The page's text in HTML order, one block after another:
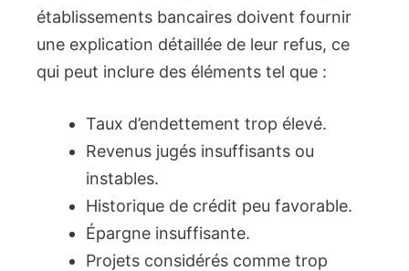
établissements bancaires doivent fournir
une explication détaillée de leur refus, ce
qui peut inclure des éléments tel que :
Taux d’endettement trop élevé.
Revenus jugés insuffisants ou
instables.
Historique de crédit peu favorable.
Épargne insuffisante.
Projets considérés comme trop